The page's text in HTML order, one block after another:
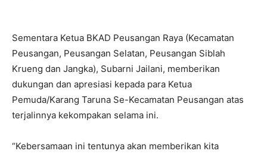
Sementara Ketua BKAD Peusangan Raya (Kecamatan
Peusangan, Peusangan Selatan, Peusangan Siblah
Krueng dan Jangka), Subarni Jailani, memberikan
dukungan dan apresiasi kepada para Ketua
Pemuda/Karang Taruna Se-Kecamatan Peusangan atas
terjalinnya kekompakan selama ini.
“Kebersamaan ini tentunya akan memberikan kita